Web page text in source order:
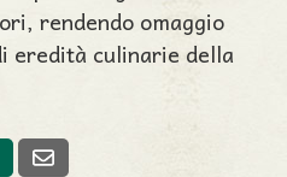
rendendo omaggio
eredità culinarie della